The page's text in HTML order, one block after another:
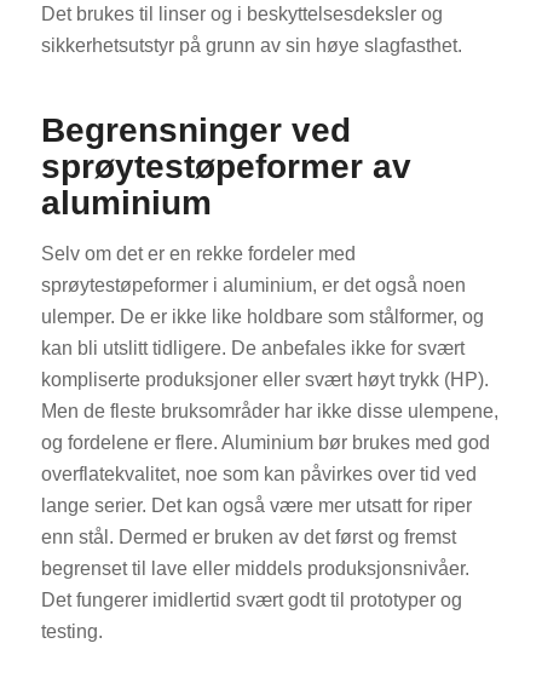
Det brukes til linser og i beskyttelsesdeksler og
sikkerhetsutstyr på grunn av sin høye slagfasthet.
Begrensninger ved
sprøytestøpeformer av
aluminium
Selv om det er en rekke fordeler med
sprøytestøpeformer i aluminium, er det også noen
ulemper. De er ikke like holdbare som stålformer, og
kan bli utslitt tidligere. De anbefales ikke for svært
kompliserte produksjoner eller svært høyt trykk (HP).
Men de fleste bruksområder har ikke disse ulempene,
og fordelene er flere. Aluminium bør brukes med god
overflatekvalitet, noe som kan påvirkes over tid ved
lange serier. Det kan også være mer utsatt for riper
enn stål. Dermed er bruken av det først og fremst
begrenset til lave eller middels produksjonsnivåer.
Det fungerer imidlertid svært godt til prototyper og
testing.